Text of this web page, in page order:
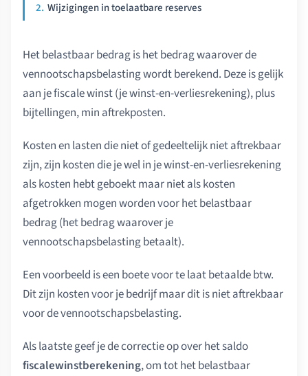
Wijzigingen in toelaatbare reserves
Het belastbaar bedrag is het bedrag waarover de
vennootschapsbelasting wordt berekend. Deze is gelijk
aan je fiscale winst (je winst-en-verliesrekening), plus
bijtellingen, min aftrekposten.
Kosten en lasten die niet of gedeeltelijk niet aftrekbaar
zijn, zijn kosten die je wel in je winst-en-verliesrekening
als kosten hebt geboekt maar niet als kosten
afgetrokken mogen worden voor het belastbaar
bedrag (het bedrag waarover je
vennootschapsbelasting betaalt).
Een voorbeeld is een boete voor te laat betaalde btw.
Dit zijn kosten voor je bedrijf maar dit is niet aftrekbaar
voor de vennootschapsbelasting.
Als laatste geef je de correctie op over het saldo
fiscalewinstberekening, om tot het belastbaar